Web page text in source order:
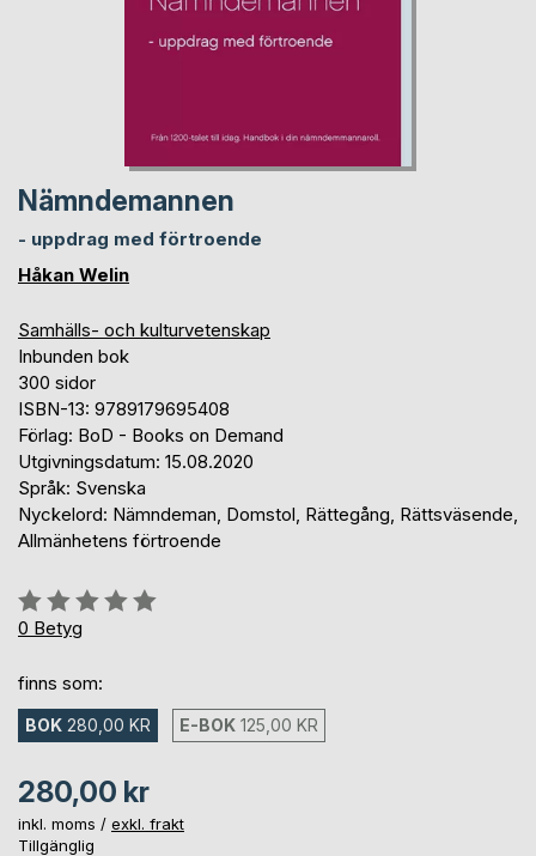
Nämndemannen
- uppdrag med förtroende
Håkan Welin
Samhälls- och kulturvetenskap
Inbunden bok
300 sidor
ISBN-13: 9789179695408
Förlag: BoD - Books on Demand
Utgivningsdatum: 15.08.2020
Språk: Svenska
Nyckelord: Nämndeman, Domstol, Rättegång, Rättsväsende,
Allmänhetens förtroende
Betyg::
0%
0 Betyg
finns som:
BOK 280,00 KR E-BOK 125,00 KR
280,00 kr
inkl. moms / exkl. frakt
Tillgänglig